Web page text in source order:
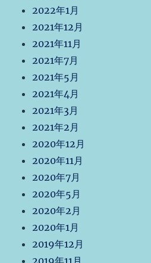
2022年1月
2021年12月
2021年11月
2021年7月
2021年5月
2021年4月
2021年3月
2021年2月
2020年12月
2020年11月
2020年7月
2020年5月
2020年2月
2020年1月
2019年12月
2019年11月